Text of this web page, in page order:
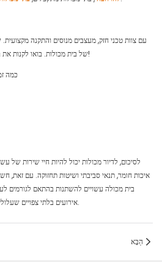
עם צוות טכני חזק, מעצבים מנוסים והתקנה
של בית מכולות. בואו לקנות את בית המכולות שמתאים לצרכים שלכם!
לסיכום, לדיור מכולות יכול להיות חיי שירות של
איכות חומר, תנאי סביבתי ושיטות תחזוקה. עם זאת,
בית מכולה עשויים להשתנות בהתאם לגורמים
אירועים בלתי צפויים שעלולים להתרחש במהלך חיי השירות שלה.
הַבָּא